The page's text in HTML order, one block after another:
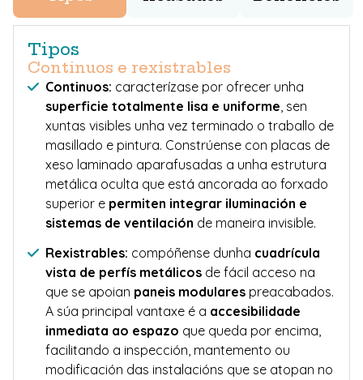
Tipos
Continuos e rexistrables
Continuos: caracterízase por ofrecer unha
superficie totalmente lisa e uniforme, sen
xuntas visibles unha vez terminado o traballo de
masillado e pintura. Constrúense con placas de
xeso laminado aparafusadas a unha estrutura
metálica oculta que está ancorada ao forxado
superior e permiten integrar iluminación e
sistemas de ventilación de maneira invisible.
Rexistrables: compóñense dunha cuadrícula
vista de perfís metálicosde fácil acceso na
que se apoian paneis modularespreacabados.
A súa principal vantaxe é a accesibilidade
inmediata ao espazo que queda por encima,
facilitando a inspección, mantemento ou
modificación das instalacións que se atopan no